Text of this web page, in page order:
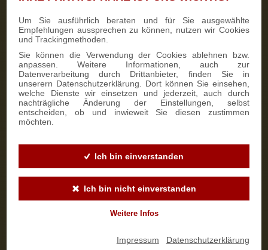
Um Sie ausführlich beraten und für Sie ausgewählte
Empfehlungen aussprechen zu können, nutzen wir Cookies
und Trackingmethoden.
Sie können die Verwendung der Cookies ablehnen bzw.
anpassen. Weitere Informationen, auch zur
Datenverarbeitung durch Drittanbieter, finden Sie in
unserern Datenschutzerklärung. Dort können Sie einsehen,
welche Dienste wir einsetzen und jederzeit, auch durch
nachträgliche Änderung der Einstellungen, selbst
entscheiden, ob und inwieweit Sie diesen zustimmen
möchten.
Ich bin einverstanden
Ich bin nicht einverstanden
Weitere Infos
Impressum Datenschutzerklärung
5 Kontaktaufnahme
Wir kontaktieren Sie persönlich.
6
Personalisierung auswählen
Stollenbanderole
An derStollenbanderole
können wir ab 50 Stück auf Wunsch
eine individuelle Gestaltung in Ihrem Firmendesign